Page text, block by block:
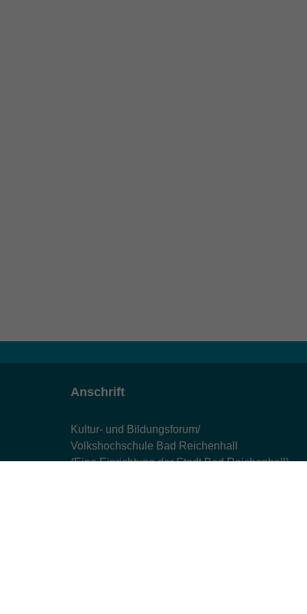
Anschrift
Kultur- und Bildungsforum/
Volkshochschule Bad Reichenhall
(Eine Einrichtung der Stadt Bad Reichenhall)